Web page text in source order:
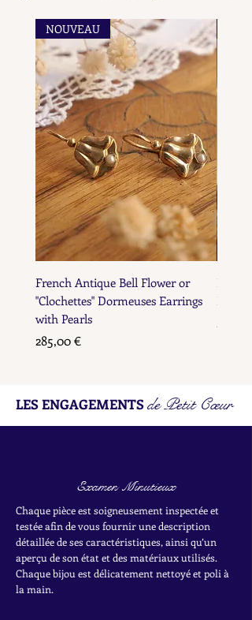
NOUVEAU
French Antique Bell Flower or
"Clochettes" Dormeuses Earrings
with Pearls
Prix
285,00 €
LES ENGAGEMENTSde Petit Cœur
Examen Minutieux
Chaque pièce est soigneusement inspectée et
testée afin de vous fournir une description
détaillée de ses caractéristiques, ainsi qu’un
aperçu de son état et des matériaux utilisés.
Chaque bijou est délicatement nettoyé et poli à
la main.